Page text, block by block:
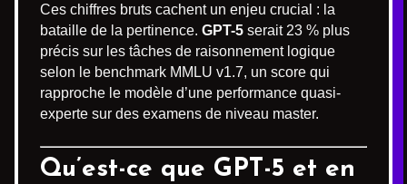
Ces chiffres bruts cachent un enjeu crucial : la
bataille de la pertinence. GPT-5 serait 23 % plus
précis sur les tâches de raisonnement logique
selon le benchmark MMLU v1.7, un score qui
rapproche le modèle d’une performance quasi-
experte sur des examens de niveau master.
Qu’est-ce que GPT-5 et en